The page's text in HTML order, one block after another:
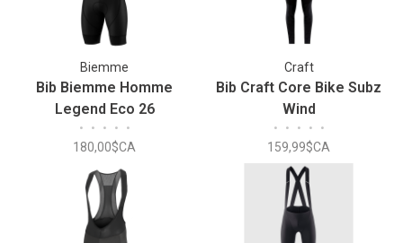
Biemme
Bib Biemme Homme
Legend Eco 26
• • • • •
180,00$CA
Craft
Bib Craft Core Bike Subz
Wind
• • • • •
159,99$CA